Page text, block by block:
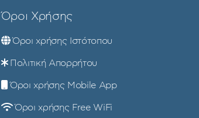
Όροι Χρήσης
Όροι χρήσης Ιστότοπου
Πολιτική Απορρήτου
Όροι χρήσης Mobile App
Όροι χρήσης Free WiFi